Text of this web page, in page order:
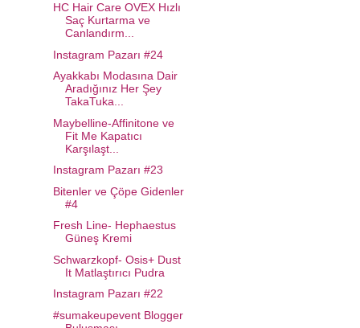
HC Hair Care OVEX Hızlı
Saç Kurtarma ve
Canlandırm...
Instagram Pazarı #24
Ayakkabı Modasına Dair
Aradığınız Her Şey
TakaTuka...
Maybelline-Affinitone ve
Fit Me Kapatıcı
Karşılaşt...
Instagram Pazarı #23
Bitenler ve Çöpe Gidenler
#4
Fresh Line- Hephaestus
Güneş Kremi
Schwarzkopf- Osis+ Dust
It Matlaştırıcı Pudra
Instagram Pazarı #22
#sumakeupevent Blogger